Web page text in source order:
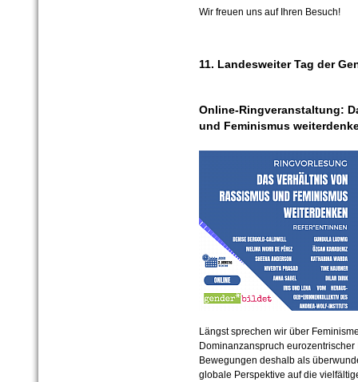
Wir freuen uns auf Ihren Besuch!
11. Landesweiter Tag der
Online-Ringveranstaltung:
und Feminismus
Längst sprechen wir über
Dominanzanspruch
Bewegungen deshalb als
globale Perspektive auf die